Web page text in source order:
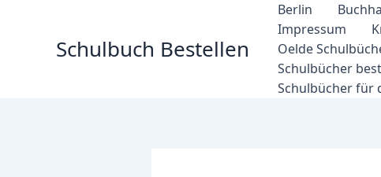
Schulbuch Bestellen
Berlin
Impressum
Oelde
Schulbücher
Schulbücher für